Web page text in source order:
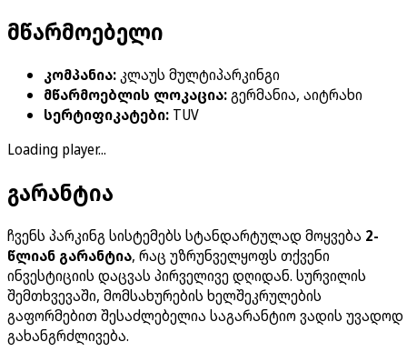
მწარმოებელი
კომპანია:კლაუს მულტიპარკინგი
მწარმოებლის ლოკაცია:გერმანია, აიტრახი
სერტიფიკატები: TUV
Loading player...
გარანტია
ჩვენს პარკინგ სისტემებს სტანდარტულად მოყვება 2-
წლიან გარანტია, რაც უზრუნველყოფს თქვენი
ინვესტიციის დაცვას პირველივე დღიდან. სურვილის
შემთხვევაში, მომსახურების ხელშეკრულების
გაფორმებით შესაძლებელია საგარანტიო ვადის უვადოდ
გახანგრძლივება.